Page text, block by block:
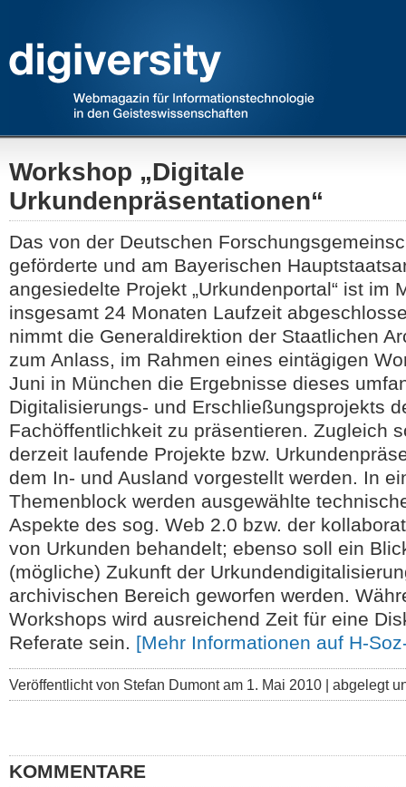
Workshop „Digitale
Urkundenpräsentationen“
Das von der Deutschen
geförderte und am Bayerischen
angesiedelte Projekt „Urkundenportal“ ist im
insgesamt 24 Monaten Laufzeit
nimmt die Generaldirektion der Staatlichen
zum Anlass, im Rahmen eines eintägigen
Juni in München die Ergebnisse dieses
Digitalisierungs- und Erschließungsprojekts
Fachöffentlichkeit zu präsentieren. Zugleich
derzeit laufende Projekte bzw.
dem In- und Ausland vorgestellt werden. In
Themenblock werden ausgewählte
Aspekte des sog. Web 2.0 bzw. der
von Urkunden behandelt; ebenso soll ein
(mögliche) Zukunft der
archivischen Bereich geworfen werden.
Workshops wird ausreichend Zeit für eine
Referate sein. [Mehr Informationen auf H-
Veröffentlicht von Stefan Dumont am 1. Mai 2010 | abgelegt
KOMMENTARE